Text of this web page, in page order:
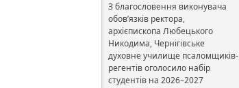
З благословення виконувача
обов’язків ректора,
архієпископа Любецького
Никодима, Чернігівське
духовне училище псаломщиків-
регентів оголосило набір
студентів на 2026–2027